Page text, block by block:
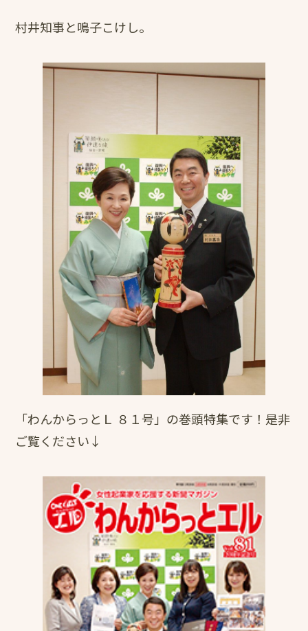
村井知事と鳴子こけし。
「わんからっとＬ ８１号」の巻頭特集です！是非
ご覧ください↓